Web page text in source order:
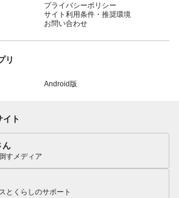
プライバシーポリシー
サイト利用条件・推奨環境
お問い合わせ
リ
Android版
イト
ん
すメディア
とくらしのサポート